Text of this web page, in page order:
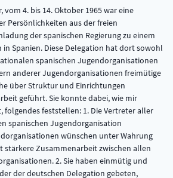
vom 4. bis 14. Oktober 1965 war eine
Persönlichkeiten aus der freien
der spanischen Regierung zu einem
Spanien. Diese Delegation hat dort sowohl
spanischen Jugendorganisationen
anderer Jugendorganisationen freimütige
über Struktur und Einrichtungen
geführt. Sie konnte dabei, wie mir
folgendes feststellen: 1. Die Vertreter aller
spanischen Jugendorganisation
wünschen unter Wahrung
stärkere Zusammenarbeit zwischen allen
2. Sie haben einmütig und
der deutschen Delegation gebeten,